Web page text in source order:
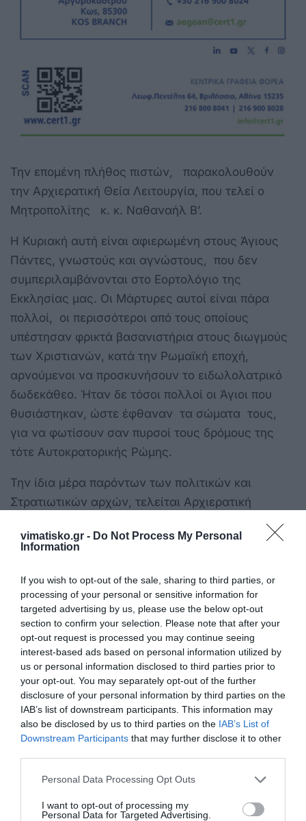
vimatisko.gr - Do Not Process My Personal
Information
If you wish to opt-out of the sale, sharing to third parties, or
processing of your personal or sensitive information for
targeted advertising by us, please use the below opt-out
section to confirm your selection. Please note that after your
opt-out request is processed you may continue seeing
interest-based ads based on personal information utilized by
us or personal information disclosed to third parties prior to
your opt-out. You may separately opt-out of the further
disclosure of your personal information by third parties on the
IAB’s list of downstream participants. This information may
also be disclosed by us to third parties on the IAB’s List of
Downstream Participants that may further disclose it to other
Personal Data Processing Opt Outs
I want to opt-out of processing my
Personal Data for Targeted Advertising.
Την επομένη πλήθος πιστών, παρακολουθούν
την Αρχιερατική Θεία Λειτουργία, που τελεί ο
Μητροπολίτης κ. κ. Ναθαναήλ Β’.
Η Κυριακή αυτή είναι αφιερωμένη στους Άγιους
Πάντες, γνωστούς και αγνώστους, που δεν
συμπεριλαμβάνονται στο Εορτολόγιο της
Εκκλησίας μας. Οι Μάρτυρες αυτοί είναι πάρα
πολλοί, οι περισσότεροι από τους οποίους
υπέστησαν φρικτά βασανιστήρια στους διωγμούς
των Χριστιανών, κατά την Ρωμαϊκή εποχή,
αρνούμενοι να προσκυνήσουν το ειδωλολατρικό
δωδεκάθεο. Ήταν δε τόσοι πολλοί οι Άγιοι που
θυσιάστηκαν, ώστε έφθαναν τα σώματα τους,
για να φωτίσουν σαν πυρσοί τους δρόμους της
τότε Αυτοκρατορικής Ρώμης.
Την ίδια μέρα παρόντων των πολιτικών και
Στρατιωτικών αρχών, τελείται Αρχιερατική
Αστυνομικών, που υπηρετήσαν στο ένδοξο σώμα
παράλληλα οι Άγιοι Αρτέμιος. Επίσης ο Άγιος
Μηνάς και η Αγία Ειρήνη, είναι οι προστάτες της
ΕΛΛΑΣ.
Τον πανηγυρικό της ημέρας, εκφωνεί πάντα
αξιωματικός της Αστυνομίας. Ακολούθως η
Εκκλησιαστική Αδελφότης των Αγίων Πάντων,
προσφέρει πλούσια φιλοξενία, με καφέ και
νόστιμα βουτήματα στο Δεσπότη, στους Ιερείς στις
πολιτικές, Στρατιωτικές και Αστυνομικές αρχές,
καθώς και σε όλους τους παριστάμενους, στο
προαύλιο του Ιερού Ναού.
Χρόνια Πολλά